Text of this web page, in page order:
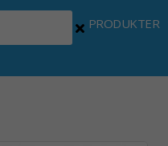
PRODUKTER